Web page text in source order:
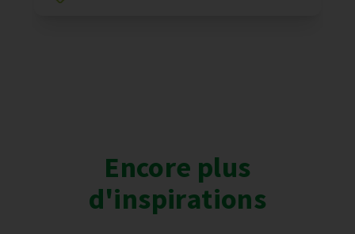
Encore plus
d'inspirations